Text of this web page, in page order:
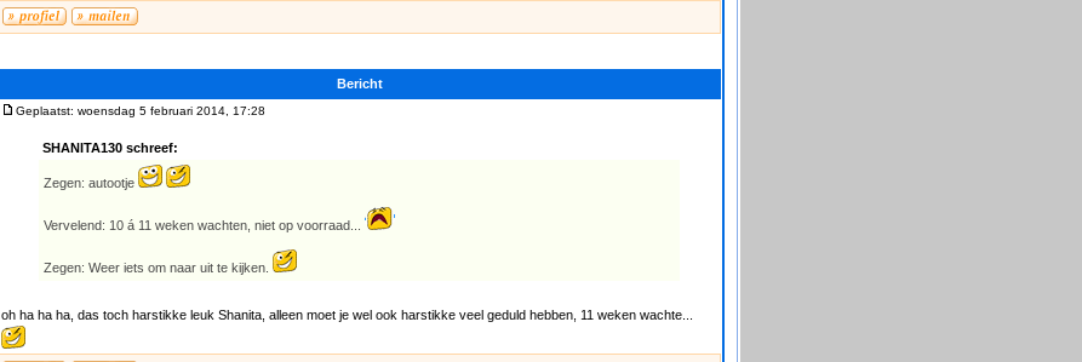
Bericht
Geplaatst: woensdag 5 februari 2014, 17:28
SHANITA130 schreef:
Zegen: autootje
Vervelend: 10 á 11 weken wachten, niet op voorraad...
Zegen: Weer iets om naar uit te kijken.
oh ha ha ha, das toch harstikke leuk Shanita, alleen moet je wel ook harstikke veel geduld hebben, 11 weken wachte...